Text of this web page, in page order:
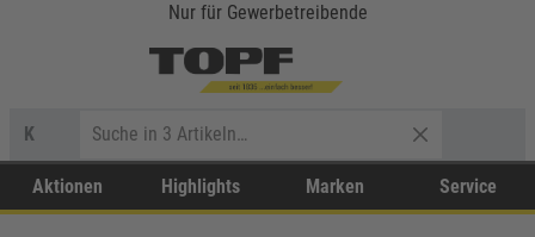
Nur für Gewerbetreibende
K
Aktionen Highlights Marken Service